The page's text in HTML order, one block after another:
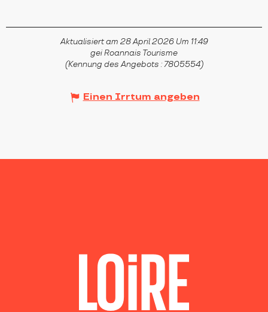
Aktualisiert am 28 April 2026 Um 11:49
gei Roannais Tourisme
(Kennung des Angebots :7805554)
Einen Irrtum angeben